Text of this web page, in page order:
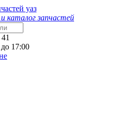
и каталог запчастей
17:00